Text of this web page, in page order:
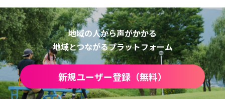
地域の人から声がかかる
地域とつながるプラットフォーム
新規ユーザー登録（無料）